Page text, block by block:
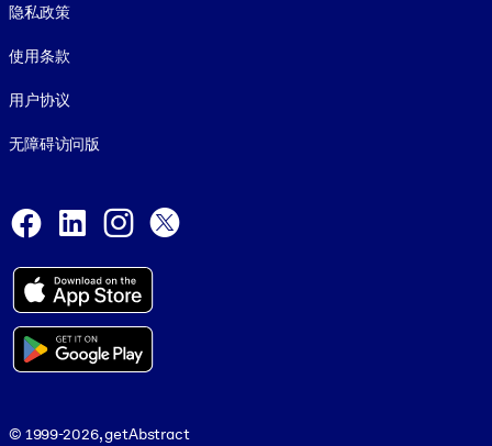
隐私政策
使用条款
用户协议
无障碍访问版
Facebook
LinkedInInstagram
© 1999-2026, getAbstract